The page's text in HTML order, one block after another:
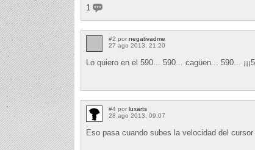
1
#2 por negativadme
27 ago 2013, 21:20
Lo quiero en el 590... 590... cagüen... 590...
#4 por luxarts
28 ago 2013, 09:07
Eso pasa cuando subes la velocidad del